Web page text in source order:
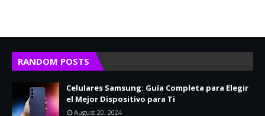
RANDOM POSTS
Celulares Samsung: Guía Completa para Elegir
el Mejor Dispositivo para Ti
August 20, 2024